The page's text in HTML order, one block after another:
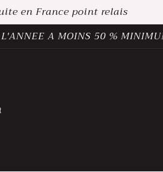
en France point relais
A MOINS 50 %